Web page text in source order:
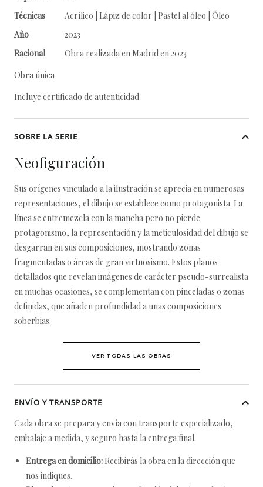
Técnicas
Acrílico | Lápiz de color | Pastel al óleo | Óleo
Año
2023
Racional
Obra realizada en Madrid en 2023
Obra única
Incluye certificado de autenticidad
SOBRE LA SERIE
Neofiguración
Sus orígenes vinculado a la ilustración se aprecia en numerosas
representaciones, el dibujo se establece como protagonista. La
línea se entremezcla con la mancha pero no pierde
protagonismo, la representación y la meticulosidad del dibujo se
desgarran en sus composiciones, mostrando zonas
fragmentadas o áreas de gran virtuosismo. Estos planos
detallados que revelan imágenes de carácter pseudo-surrealista
en muchas ocasiones, se complementan con pinceladas o zonas
definidas, que añaden profundidad a unas composiciones
soberbias.
VER TODAS LAS OBRAS
ENVÍO Y TRANSPORTE
Cada obra se prepara y envía con transporte especializado,
embalaje a medida, y seguro hasta la entrega final.
Entrega en domicilio: Recibirás la obra en la dirección que
nos indiques.